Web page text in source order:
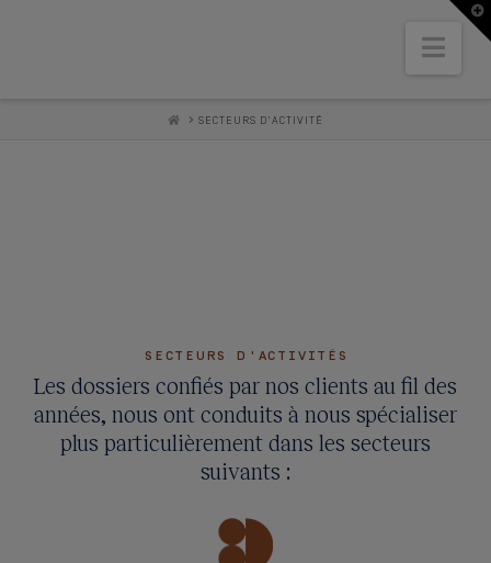
HOMESECTEURS D'ACTIVITÉ
SECTEURS D'ACTIVITÉS
Les dossiers confiés par nos clients au fil des
années, nous ont conduits à nous spécialiser
plus particulièrement dans les secteurs
suivants :